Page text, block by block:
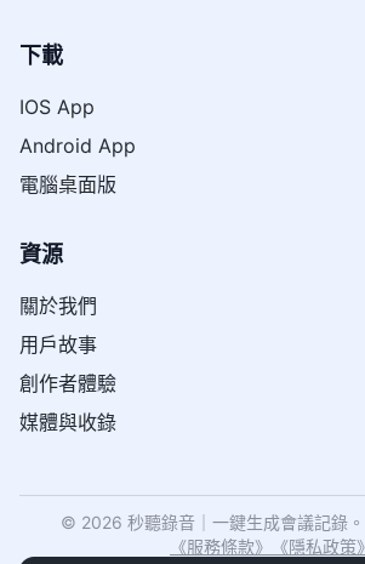
下載
IOS App
Android App
電腦桌面版
資源
關於我們
用戶故事
創作者體驗
媒體與收錄
© 2026 秒聽錄音｜一鍵生成會議記錄。
《服務條款》 《隱私政策》